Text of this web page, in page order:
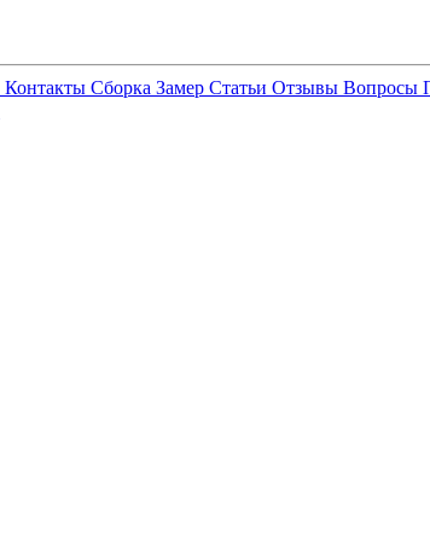
Контакты Сборка Замер Статьи Отзывы Вопросы